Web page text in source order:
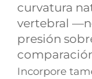
curvatura
vertebral
presión
Incorpore